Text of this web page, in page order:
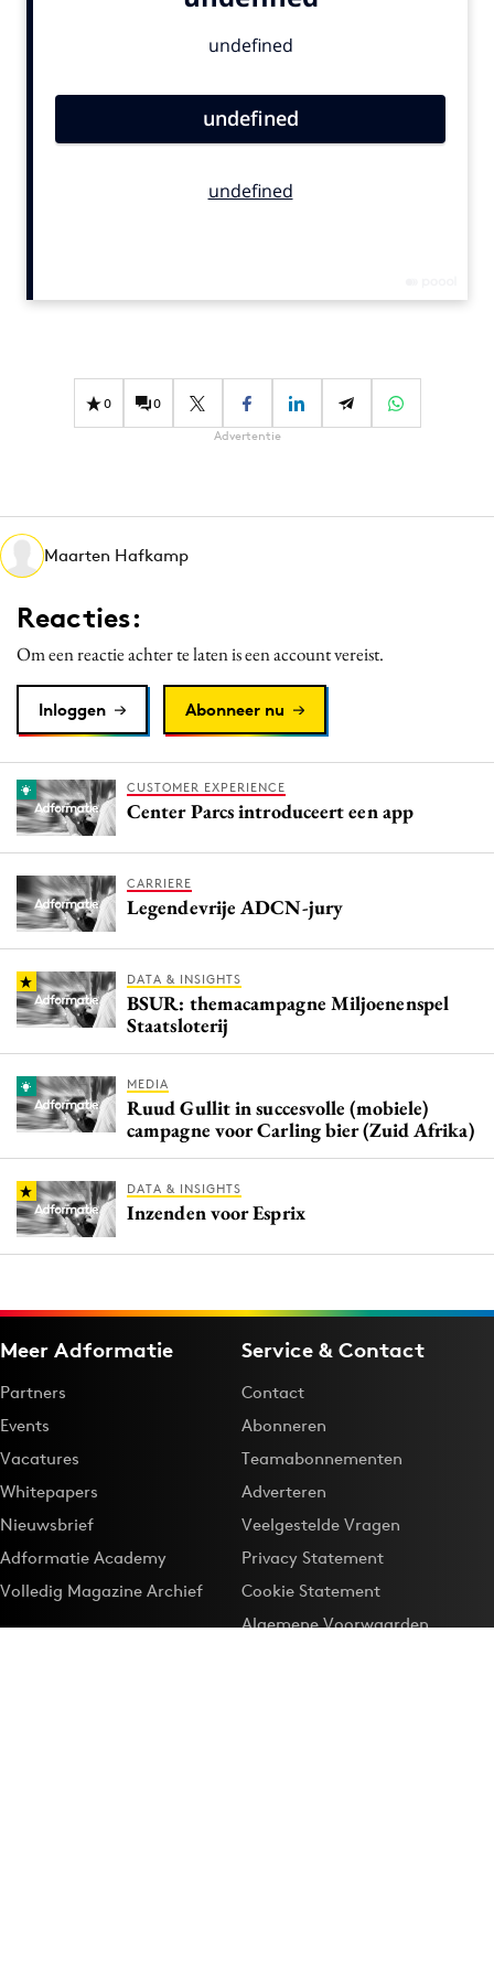
Gedragsverandering
Influencer marketing
Media
Merkstrategie
PR
Programmatic
Purpose Marketing
Reputatie & crisis
0 0
Advertentie
Maarten Hafkamp
Reacties:
Om een reactie achter te laten is een account vereist.
Inloggen Abonneer nu
CUSTOMER EXPERIENCE
Center Parcs introduceert een app
CARRIERE
Legendevrije ADCN-jury
DATA & INSIGHTS
BSUR: themacampagne Miljoenenspel
Staatsloterij
MEDIA
Ruud Gullit in succesvolle (mobiele)
campagne voor Carling bier (Zuid Afrika)
DATA & INSIGHTS
Inzenden voor Esprix
Meer Adformatie
Partners
Events
Vacatures
Whitepapers
Nieuwsbrief
Adformatie Academy
Volledig Magazine Archief
Service & Contact
Contact
Abonneren
Teamabonnementen
Adverteren
Veelgestelde Vragen
Privacy Statement
Cookie Statement
Algemene Voorwaarden